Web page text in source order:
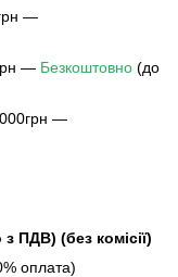
—
— Безкоштовно (до
—
з ПДВ) (без комісії)
оплата)